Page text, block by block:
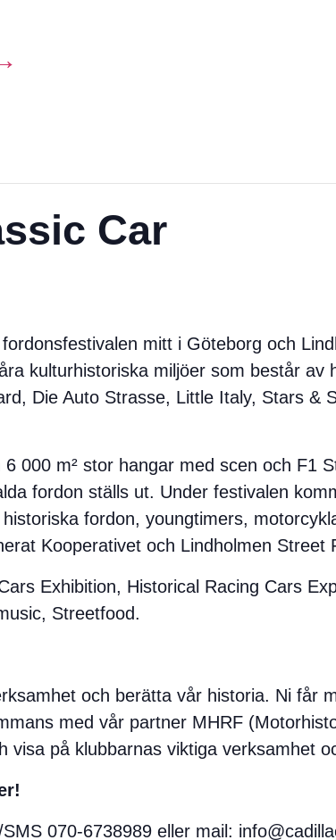
Car
mitt i Göteborg och
kulturhistoriska miljöer som består av
Die Auto Strasse, Little Italy, Stars &
6 000 m² stor hangar med scen och F1
fordon ställs ut. Under festivalen
fordon, youngtimers,
Kooperativet och Lindholmen Street
Exhibition, Historical Racing Cars
Streetfood.
och berätta vår historia. Ni får
med vår partner MHRF
visa på klubbarnas viktiga verksamhet
070-6738989 eller mail: